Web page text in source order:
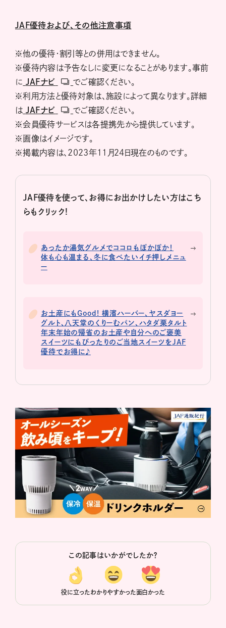
JAF優待および、その他注意事項
※他の優待・割引等との併用はできません。
※優待内容は予告なしに変更になることがあります。事前
に
JAFナビ
でご確認ください。
※利用方法と優待対象は、施設によって異なります。詳細
は JAFナビ
でご確認ください。
※会員優待サービスは各提携先から提供しています。
※画像はイメージです。
※掲載内容は、2023年11月24日現在のものです。
JAF優待を使って、お得にお出かけしたい方はこち
らもクリック!
あったか湯気グルメでココロもぽかぽか！
体も心も温まる、冬に食べたいイチ押しメニュ
ー
お土産にもGood! 横濱ハーバー、ヤスダヨー
グルト、八天堂のくりーむパン、ハタダ栗タルト
年末年始の帰省のお土産や自分へのご褒美
スイーツにもぴったりのご当地スイーツをJAF
優待でお得に♪
この記事はいかがでしたか？
役に立ったわかりやすかった面白かった